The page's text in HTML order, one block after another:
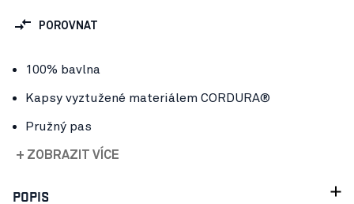
POROVNAT
100% bavlna
Kapsy vyztužené materiálem CORDURA®
Pružný pas
+ ZOBRAZIT VÍCE
POPIS